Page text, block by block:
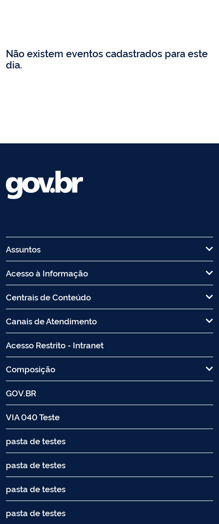
Não existem eventos cadastrados para este
dia.
Assuntos
Acesso à Informação
Centrais de Conteúdo
Canais de Atendimento
Acesso Restrito - Intranet
Composição
GOV.BR
VIA 040 Teste
pasta de testes
pasta de testes
pasta de testes
pasta de testes